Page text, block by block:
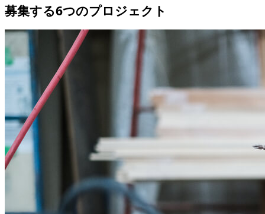
募集する6つのプロジェクト